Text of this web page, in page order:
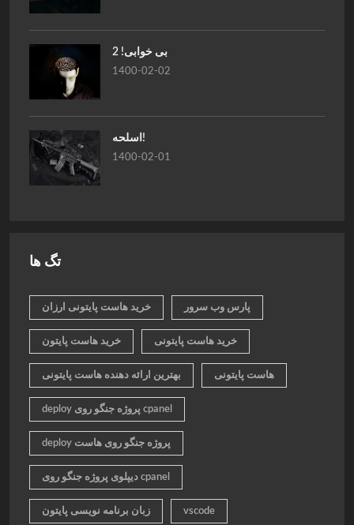
بی خوابی! 2
1400-02-02
اسلحه!
1400-02-01
تگ ها
خرید هاست پایتونی ارزان پارس وب سرور
خرید هاست پایتون خرید هاست پایتونی
بهترین ارائه دهنده هاست پایتونی هاست پایتونی
deploy پروژه جنگو روی cpanel
deploy پروژه جنگو روی هاست
دیپلوی پروژه جنگو روی cpanel
زبان برنامه نویسی پایتون vscode